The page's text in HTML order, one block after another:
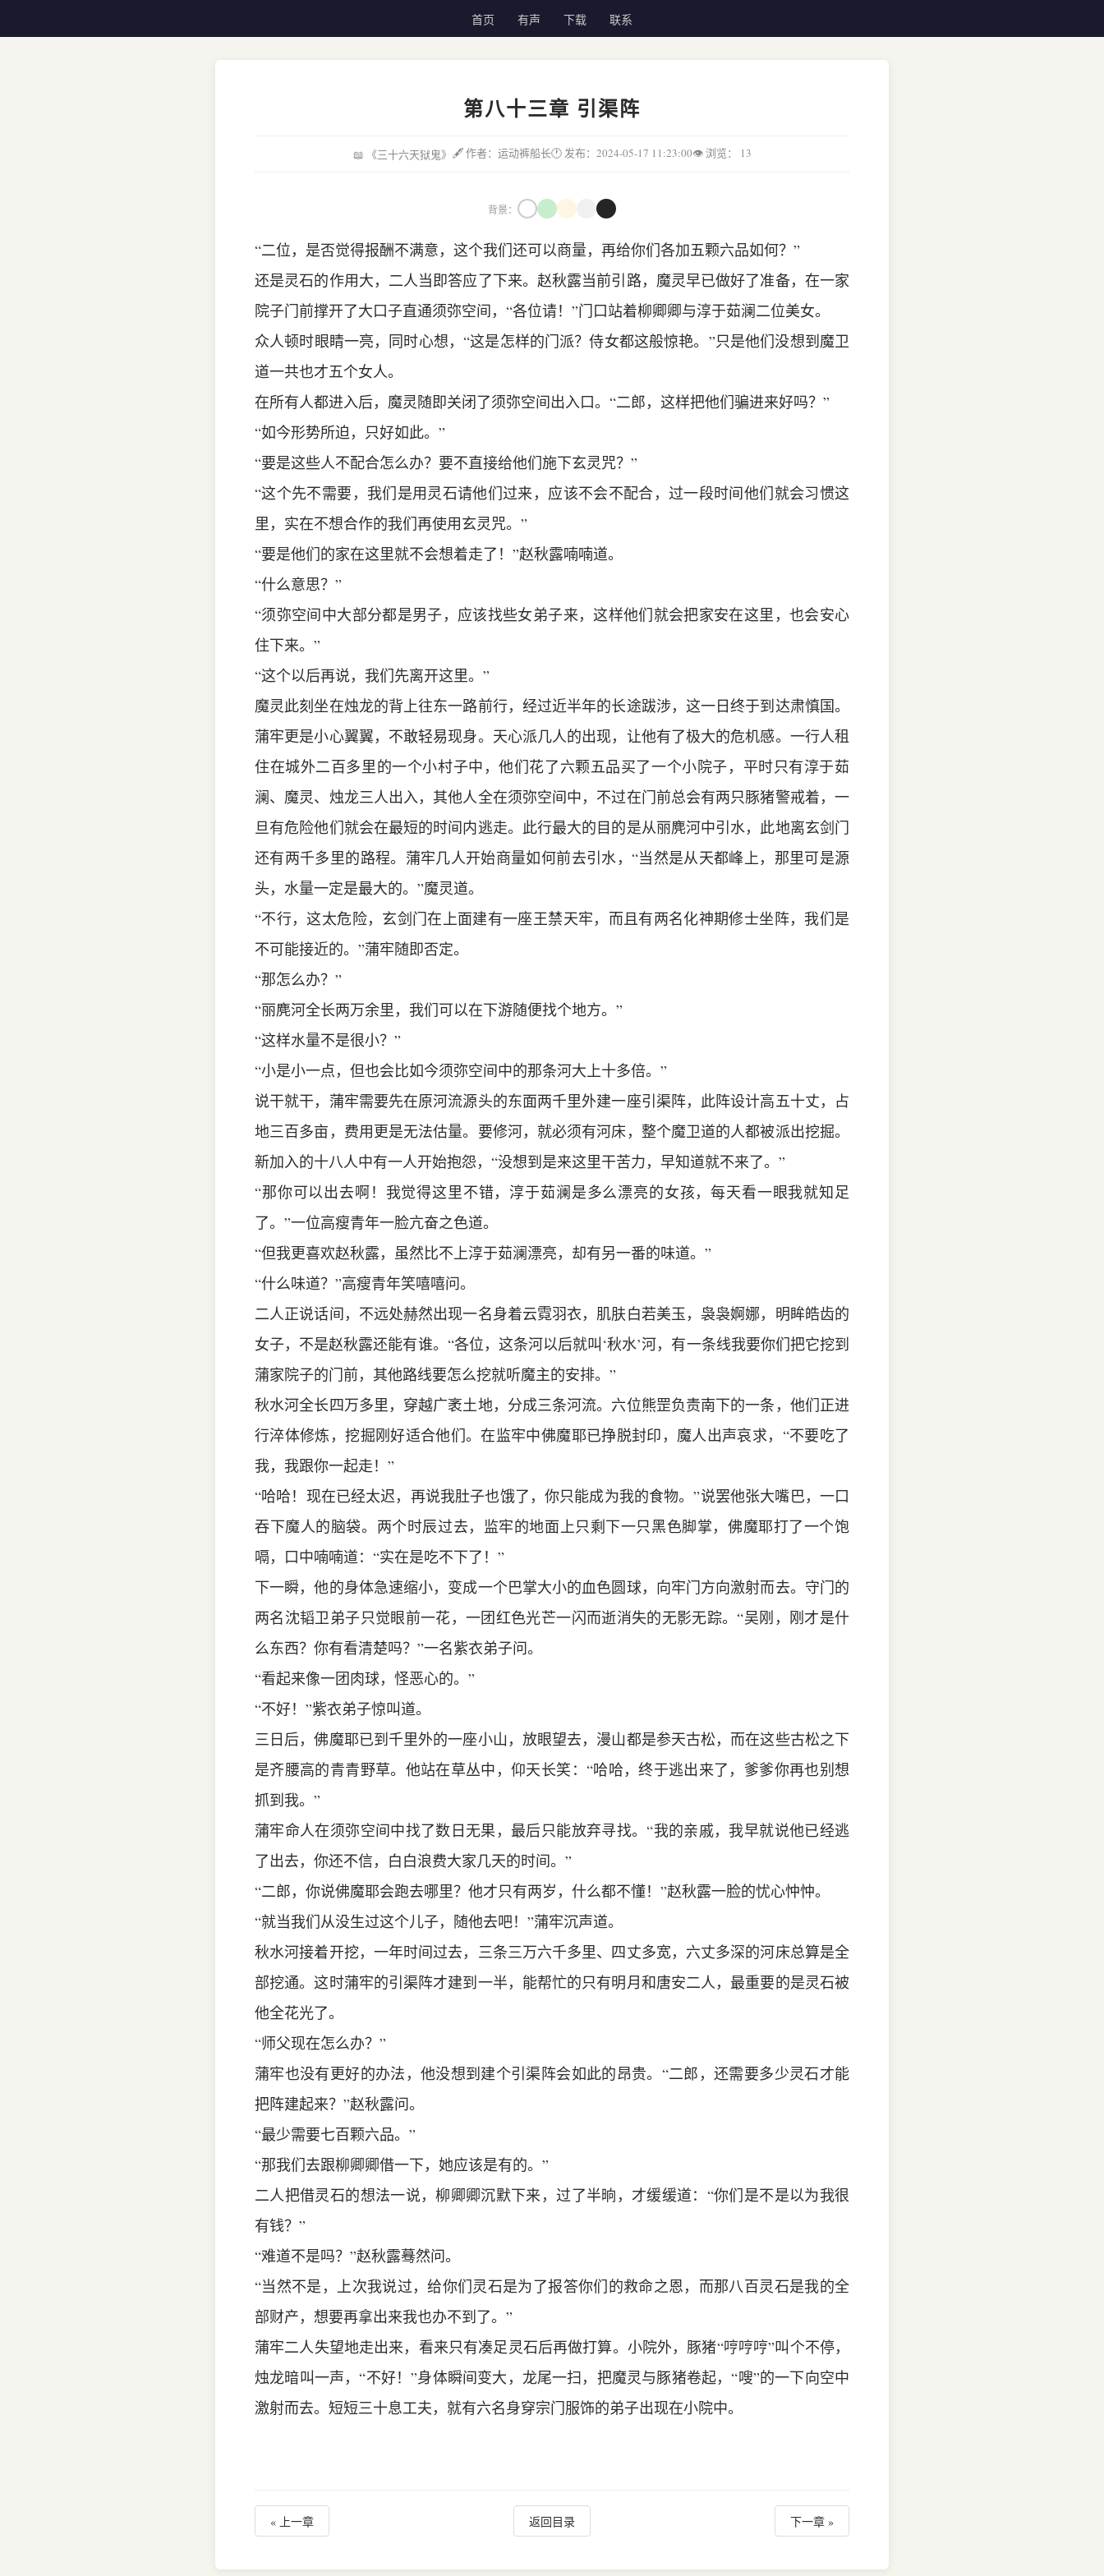
首页 有声 下载 联系
第八十三章 引渠阵
📖 《三十六天狱鬼》 🖋 作者：运动裤船长🕐 发布：2024-05-17 11:23:00👁 浏览： 13
背景：
“二位，是否觉得报酬不满意，这个我们还可以商量，再给你们各加五颗六品如何？”
还是灵石的作用大，二人当即答应了下来。赵秋露当前引路，魔灵早已做好了准备，在一家
院子门前撑开了大口子直通须弥空间，“各位请！”门口站着柳卿卿与淳于茹澜二位美女。
众人顿时眼睛一亮，同时心想，“这是怎样的门派？侍女都这般惊艳。”只是他们没想到魔卫
道一共也才五个女人。
在所有人都进入后，魔灵随即关闭了须弥空间出入口。“二郎，这样把他们骗进来好吗？”
“如今形势所迫，只好如此。”
“要是这些人不配合怎么办？ 要不直接给他们施下玄灵咒？”
“这个先不需要，我们是用灵石请他们过来，应该不会不配合，过一段时间他们就会习惯这
里，实在不想合作的我们再使用玄灵咒。”
“要是他们的家在这里就不会想着走了！”赵秋露喃喃道。
“什么意思？”
“须弥空间中大部分都是男子，应该找些女弟子来，这样他们就会把家安在这里，也会安心
住下来。”
“这个以后再说，我们先离开这里。”
魔灵此刻坐在烛龙的背上往东一路前行，经过近半年的长途跋涉，这一日终于到达肃慎国。
蒲牢更是小心翼翼，不敢轻易现身。天心派几人的出现，让他有了极大的危机感。一行人租
住在城外二百多里的一个小村子中，他们花了六颗五品买了一个小院子，平时只有淳于茹
澜、魔灵、烛龙三人出入，其他人全在须弥空间中，不过在门前总会有两只豚猪警戒着，一
旦有危险他们就会在最短的时间内逃走。此行最大的目的是从丽麂河中引水，此地离玄剑门
还有两千多里的路程。蒲牢几人开始商量如何前去引水，“当然是从天都峰上，那里可是源
头，水量一定是最大的。”魔灵道。
“不行，这太危险，玄剑门在上面建有一座王禁天牢，而且有两名化神期修士坐阵，我们是
不可能接近的。”蒲牢随即否定。
“那怎么办？”
“丽麂河全长两万余里，我们可以在下游随便找个地方。”
“这样水量不是很小？”
“小是小一点，但也会比如今须弥空间中的那条河大上十多倍。”
说干就干，蒲牢需要先在原河流源头的东面两千里外建一座引渠阵，此阵设计高五十丈，占
地三百多亩，费用更是无法估量。要修河，就必须有河床，整个魔卫道的人都被派出挖掘。
新加入的十八人中有一人开始抱怨，“没想到是来这里干苦力，早知道就不来了。”
“那你可以出去啊！我觉得这里不错，淳于茹澜是多么漂亮的女孩，每天看一眼我就知足
了。”一位高瘦青年一脸亢奋之色道。
“但我更喜欢赵秋露，虽然比不上淳于茹澜漂亮，却有另一番的味道。”
“什么味道？”高瘦青年笑嘻嘻问。
二人正说话间，不远处赫然出现一名身着云霓羽衣，肌肤白若美玉，袅袅婀娜，明眸皓齿的
女子，不是赵秋露还能有谁。“各位，这条河以后就叫‘秋水’河，有一条线我要你们把它挖到
蒲家院子的门前，其他路线要怎么挖就听魔主的安排。”
秋水河全长四万多里，穿越广袤土地，分成三条河流。六位熊罡负责南下的一条，他们正进
行淬体修炼，挖掘刚好适合他们。在监牢中佛魔耶已挣脱封印，魔人出声哀求，“不要吃了
我，我跟你一起走！”
“哈哈！现在已经太迟，再说我肚子也饿了，你只能成为我的食物。”说罢他张大嘴巴，一口
吞下魔人的脑袋。两个时辰过去，监牢的地面上只剩下一只黑色脚掌，佛魔耶打了一个饱
嗝，口中喃喃道：“实在是吃不下了！”
下一瞬，他的身体急速缩小，变成一个巴掌大小的血色圆球，向牢门方向激射而去。守门的
两名沈韬卫弟子只觉眼前一花，一团红色光芒一闪而逝消失的无影无踪。“吴刚，刚才是什
么东西？你有看清楚吗？”一名紫衣弟子问。
“看起来像一团肉球，怪恶心的。”
“不好！”紫衣弟子惊叫道。
三日后，佛魔耶已到千里外的一座小山，放眼望去，漫山都是参天古松，而在这些古松之下
是齐腰高的青青野草。他站在草丛中，仰天长笑：“哈哈，终于逃出来了，爹爹你再也别想
抓到我。”
蒲牢命人在须弥空间中找了数日无果，最后只能放弃寻找。“我的亲戚，我早就说他已经逃
了出去，你还不信，白白浪费大家几天的时间。”
“二郎，你说佛魔耶会跑去哪里？他才只有两岁，什么都不懂！”赵秋露一脸的忧心忡忡。
“就当我们从没生过这个儿子，随他去吧！”蒲牢沉声道。
秋水河接着开挖，一年时间过去，三条三万六千多里、四丈多宽，六丈多深的河床总算是全
部挖通。这时蒲牢的引渠阵才建到一半，能帮忙的只有明月和唐安二人，最重要的是灵石被
他全花光了。
“师父现在怎么办？”
蒲牢也没有更好的办法，他没想到建个引渠阵会如此的昂贵。“二郎，还需要多少灵石才能
把阵建起来？”赵秋露问。
“最少需要七百颗六品。”
“那我们去跟柳卿卿借一下，她应该是有的。”
二人把借灵石的想法一说，柳卿卿沉默下来，过了半晌，才缓缓道：“你们是不是以为我很
有钱？”
“难道不是吗？”赵秋露蓦然问。
“当然不是，上次我说过，给你们灵石是为了报答你们的救命之恩，而那八百灵石是我的全
部财产，想要再拿出来我也办不到了。”
蒲牢二人失望地走出来，看来只有凑足灵石后再做打算。小院外，豚猪“哼哼哼”叫个不停，
烛龙暗叫一声，“不好！”身体瞬间变大，龙尾一扫，把魔灵与豚猪卷起，“嗖”的一下向空中
激射而去。短短三十息工夫，就有六名身穿宗门服饰的弟子出现在小院中。
« 上一章 返回目录 下一章 »